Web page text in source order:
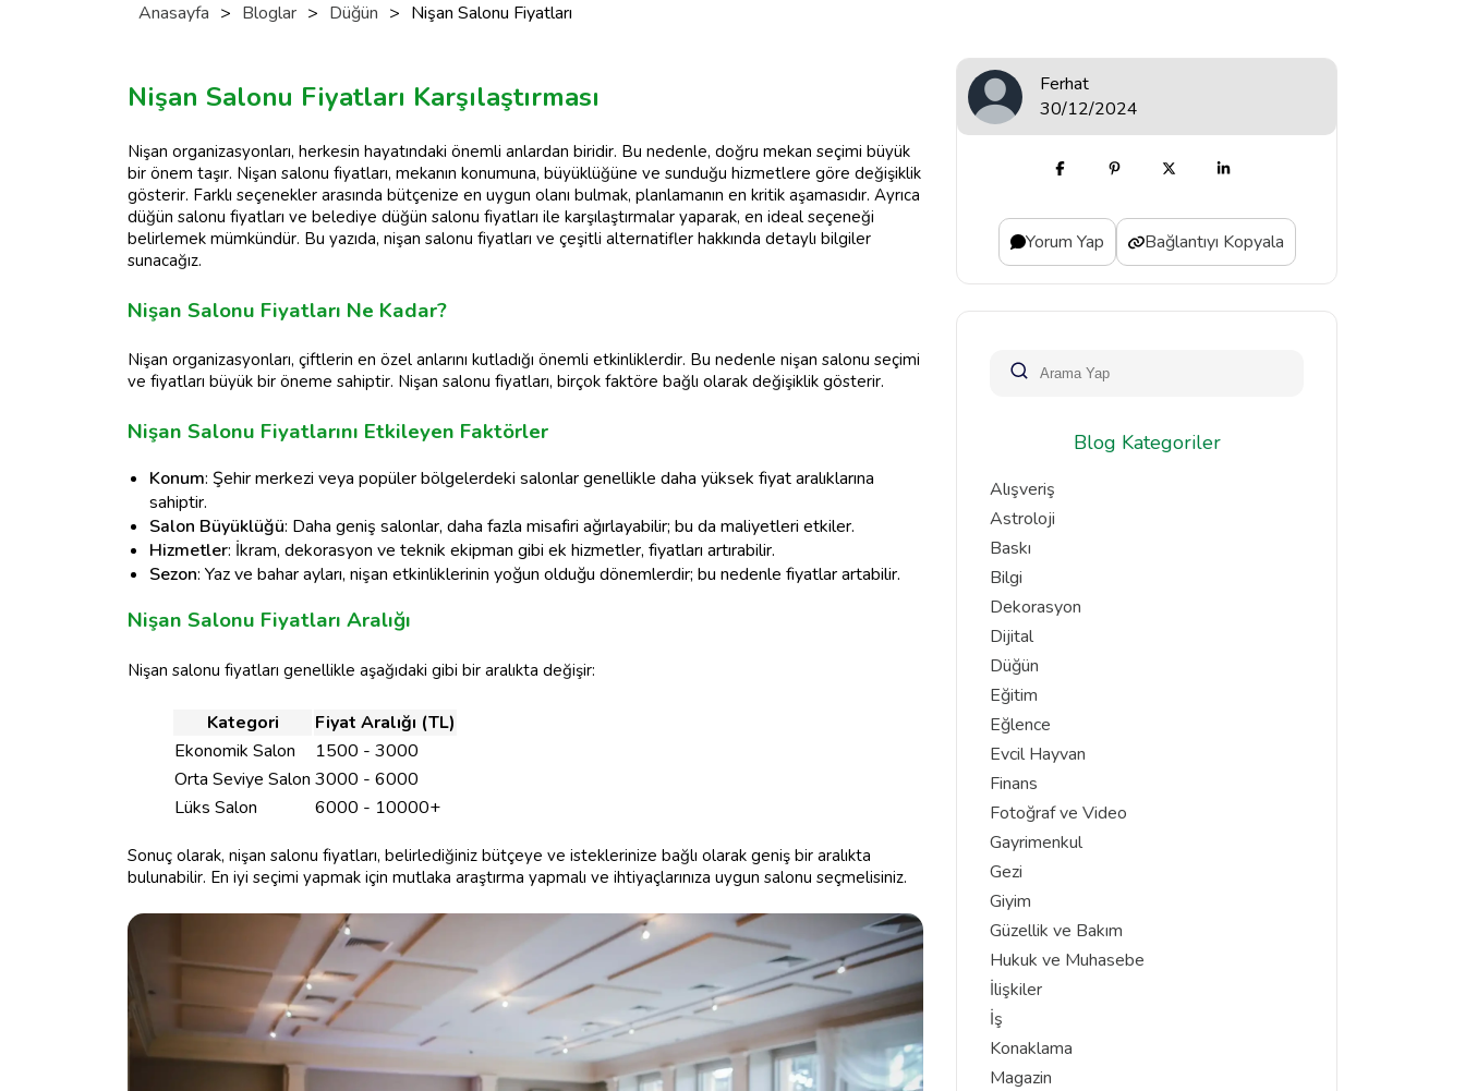
Anasayfa > Bloglar > Düğün > Nişan Salonu Fiyatları
Nişan Salonu Fiyatları Karşılaştırması
Nişan organizasyonları, herkesin hayatındaki önemli anlardan biridir. Bu nedenle, doğru mekan seçimi büyük
bir önem taşır. Nişan salonu fiyatları, mekanın konumuna, büyüklüğüne ve sunduğu hizmetlere göre değişiklik
gösterir. Farklı seçenekler arasında bütçenize en uygun olanı bulmak, planlamanın en kritik aşamasıdır. Ayrıca
düğün salonu fiyatları ve belediye düğün salonu fiyatları ile karşılaştırmalar yaparak, en ideal seçeneği
belirlemek mümkündür. Bu yazıda, nişan salonu fiyatları ve çeşitli alternatifler hakkında detaylı bilgiler
sunacağız.
Nişan Salonu Fiyatları Ne Kadar?
Nişan organizasyonları, çiftlerin en özel anlarını kutladığı önemli etkinliklerdir. Bu nedenle nişan salonu seçimi
ve fiyatları büyük bir öneme sahiptir. Nişan salonu fiyatları, birçok faktöre bağlı olarak değişiklik gösterir.
Nişan Salonu Fiyatlarını Etkileyen Faktörler
Konum: Şehir merkezi veya popüler bölgelerdeki salonlar genellikle daha yüksek fiyat aralıklarına
sahiptir.
Salon Büyüklüğü: Daha geniş salonlar, daha fazla misafiri ağırlayabilir; bu da maliyetleri etkiler.
Hizmetler: İkram, dekorasyon ve teknik ekipman gibi ek hizmetler, fiyatları artırabilir.
Sezon: Yaz ve bahar ayları, nişan etkinliklerinin yoğun olduğu dönemlerdir; bu nedenle fiyatlar artabilir.
Nişan Salonu Fiyatları Aralığı
Nişan salonu fiyatları genellikle aşağıdaki gibi bir aralıkta değişir:
Kategori
Fiyat Aralığı (TL)
Ekonomik Salon
1500 - 3000
Orta Seviye Salon 3000 - 6000
Lüks Salon
6000 - 10000+
Sonuç olarak, nişan salonu fiyatları, belirlediğiniz bütçeye ve isteklerinize bağlı olarak geniş bir aralıkta
bulunabilir. En iyi seçimi yapmak için mutlaka araştırma yapmalı ve ihtiyaçlarınıza uygun salonu seçmelisiniz.
Ferhat
30/12/2024
Yorum Yap Bağlantıyı Kopyala
Blog Kategoriler
Alışveriş
Astroloji
Baskı
Bilgi
Dekorasyon
Dijital
Düğün
Eğitim
Eğlence
Evcil Hayvan
Finans
Fotoğraf ve Video
Gayrimenkul
Gezi
Giyim
Güzellik ve Bakım
Hukuk ve Muhasebe
İlişkiler
İş
Konaklama
Magazin